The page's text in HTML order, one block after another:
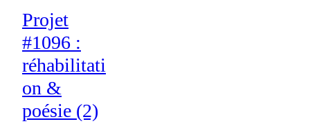
Projet
#1096 :
réhabilitati
on &
poésie (2)